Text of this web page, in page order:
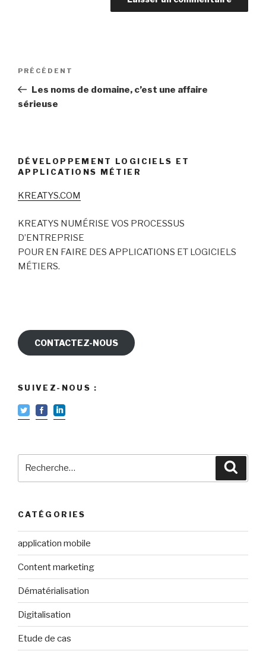
Navigation
l’article
Article
précédent
PRÉCÉDENT
Les noms de domaine, c’est une affaire
sérieuse
DÉVELOPPEMENT LOGICIELS ET
APPLICATIONS MÉTIER
KREATYS.COM
KREATYS NUMÉRISE VOS PROCESSUS
D’ENTREPRISE
POUR EN FAIRE DES APPLICATIONS ET LOGICIELS
MÉTIERS.
CONTACTEZ-NOUS
SUIVEZ-NOUS :
CATÉGORIES
application mobile
Content marketing
Dématérialisation
Digitalisation
Etude de cas